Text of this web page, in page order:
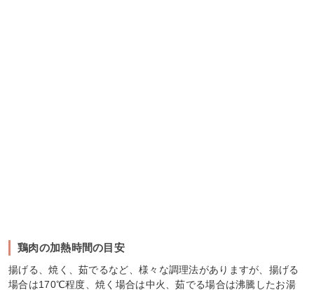
鶏肉の加熱時間の目安
揚げる、焼く、茹でるなど、様々な調理法がありますが、揚げる
場合は170℃程度、焼く場合は中火、茹でる場合は沸騰したお湯